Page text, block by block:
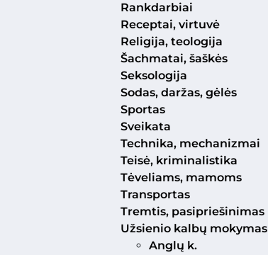
Rankdarbiai
Receptai, virtuvė
Religija, teologija
Šachmatai, šaškės
Seksologija
Sodas, daržas, gėlės
Sportas
Sveikata
Technika, mechanizmai
Teisė, kriminalistika
Tėveliams, mamoms
Transportas
Tremtis, pasipriešinimas
Užsienio kalbų mokymas
Anglų k.